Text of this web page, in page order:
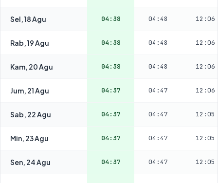
Sel, 18 Agu 04:38 04:48 12:06
Rab, 19 Agu 04:38 04:48 12:06
Kam, 20 Agu 04:38 04:48 12:06
Jum, 21 Agu 04:37 04:47 12:06
Sab, 22 Agu 04:37 04:47 12:05
Min, 23 Agu 04:37 04:47 12:05
Sen, 24 Agu 04:37 04:47 12:05